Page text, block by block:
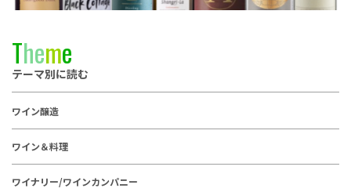
Theme
テーマ別に読む
ワイン醸造
ワイン＆料理
ワイナリー/ワインカンパニー